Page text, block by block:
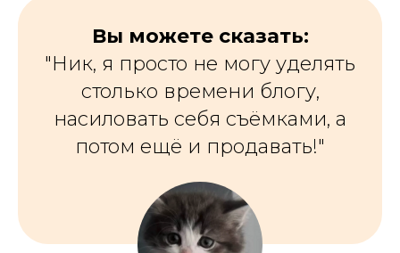
Вы можете сказать:
"Ник, я просто не могу уделять
столько времени блогу,
насиловать себя съёмками, а
потом ещё и продавать!"